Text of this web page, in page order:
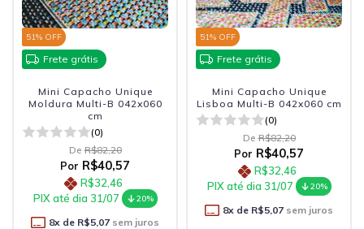
51% OFF
Frete grátis
Mini Capacho Unique
Moldura Multi-B 042x060
cm
(0)
De R$82,20
Por R$40,57
R$32,46
PIX até dia 31/07
20%
8x de R$5,07 sem juros
51% OFF
Frete grátis
Mini Capacho Unique
Lisboa Multi-B 042x060 cm
(0)
De R$82,20
Por R$40,57
R$32,46
PIX até dia 31/07
20%
8x de R$5,07 sem juros